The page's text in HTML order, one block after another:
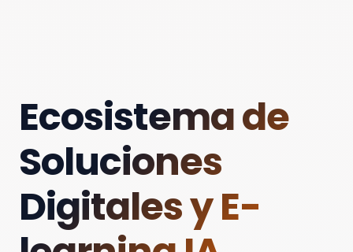
Ecosistema de
Soluciones
Digitales y E-